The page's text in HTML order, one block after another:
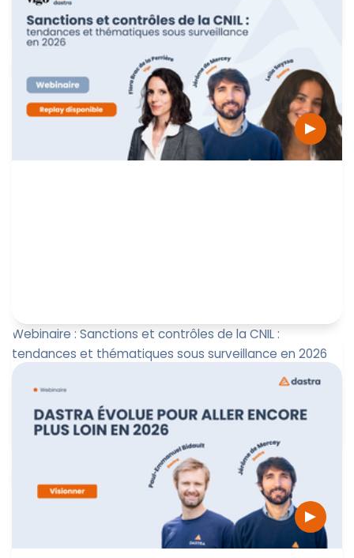
stratégie Privacy : naviguer entre UE et US
Marine Boquien
Webinaire : Sanctions et contrôles de la CNIL :
tendances et thématiques sous surveillance en 2026
Découvrez une analyse approfondie du bilan publié par
la CNIL le 9 février relatif aux sanctions prononcées en
2025.